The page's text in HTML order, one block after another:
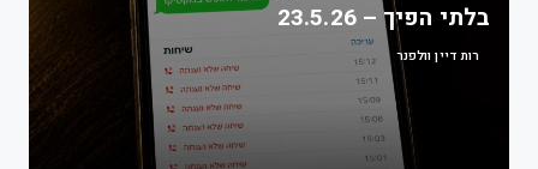
בלתי הפיך – 23.5.26
רות דיין וולפנר